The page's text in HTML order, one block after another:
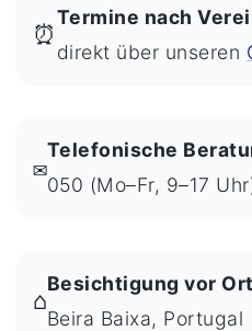
⏰
Termine nach
direkt über unseren
✉
Telefonische
050 (Mo–Fr, 9–17
⌂
Besichtigung vor
Beira Baixa, Portugal